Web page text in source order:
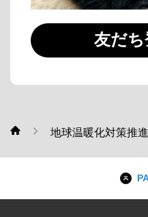
友だち
WWF 地球温暖化対策推